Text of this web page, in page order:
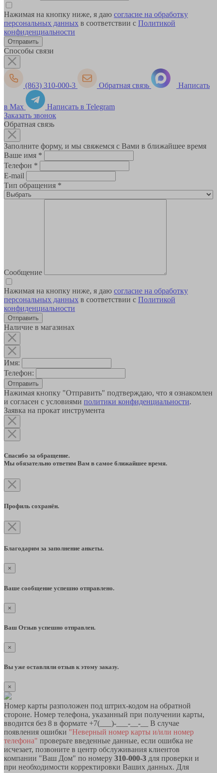
Нажимая на кнопку ниже, я даю согласие на обработку
персональных данных в соответствии с Политикой
конфиденциальности
Способы связи
(863) 310-000-3 Обратная связь Написать
в Max
Написать в Telegram
Заказать звонок
Обратная связь
Заполните форму, и мы свяжемся с Вами в ближайшее время
Ваше имя *
Телефон *
E-mail
Тип обращения *
Сообщение
Нажимая на кнопку ниже, я даю согласие на обработку
персональных данных в соответствии с Политикой
конфиденциальности
Наличие в магазинах
Имя:
Телефон:
Отправить
Нажимая кнопку "Отправить" подтверждаю, что я ознакомлен
и согласен с условиями политики конфиденциальности.
Заявка на прокат инструмента
Спасибо за обращение.
Мы обязательно ответим Вам в самое ближайшее время.
Профиль сохранён.
Благодарим за заполнение анкеты.
×
Ваше сообщение успешно отправлено.
×
Ваш Отзыв успешно отправлен.
×
Вы уже оставляли отзыв к этому заказу.
×
Номер карты разположен под штрих-кодом на обратной
стороне. Номер телефона, указанный при получении карты,
вводится без 8 в формате +7(___)-___-__-__ В случае
появления ошибки "Неверный номер карты и/или номер
телефона" проверьте введенные данные, если ошибка не
исчезает, позвоните в центр обслуживания клиентов
компании "Ваш Дом" по номеру 310-000-3 для проверки и
при необходимости корректировки Ваших данных. Для